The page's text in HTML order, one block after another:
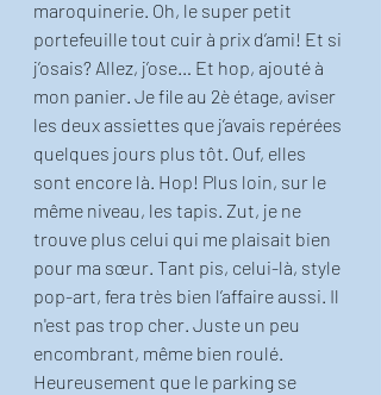
maroquinerie. Oh, le super petit
portefeuille tout cuir à prix d’ami! Et si
j’osais? Allez, j’ose… Et hop, ajouté à
mon panier. Je file au 2è étage, aviser
les deux assiettes que j’avais repérées
quelques jours plus tôt. Ouf, elles
sont encore là. Hop! Plus loin, sur le
même niveau, les tapis. Zut, je ne
trouve plus celui qui me plaisait bien
pour ma sœur. Tant pis, celui-là, style
pop-art, fera très bien l’affaire aussi. Il
n'est pas trop cher. Juste un peu
encombrant, même bien roulé.
Heureusement que le parking se